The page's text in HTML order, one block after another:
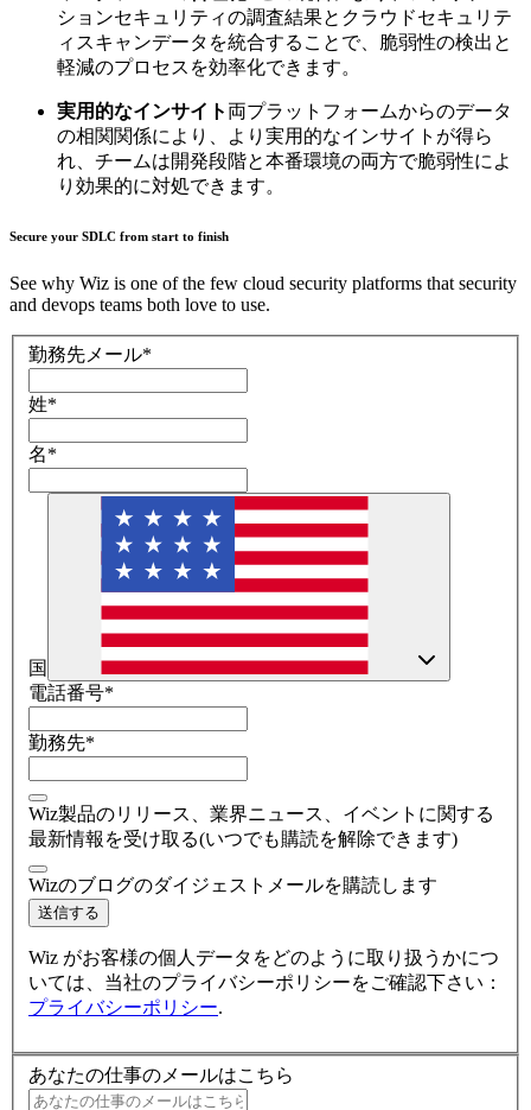
ションセキュリティの調査結果とクラウドセキュリテ
ィスキャンデータを統合することで、脆弱性の検出と
軽減のプロセスを効率化できます。
実用的なインサイト 両プラットフォームからのデータ
の相関関係により、より実用的なインサイトが得ら
れ、チームは開発段階と本番環境の両方で脆弱性によ
り効果的に対処できます。
Secure your SDLC from start to finish
See why Wiz is one of the few cloud security platforms that security
and devops teams both love to use.
勤務先メール*
姓*
名*
国
電話番号*
勤務先*
Wiz製品のリリース、業界ニュース、イベントに関する
最新情報を受け取る(いつでも購読を解除できます)
Wizのブログのダイジェストメールを購読します​
送信する
Wiz がお客様の個人データをどのように取り扱うかにつ
いては、当社のプライバシーポリシーをご確認下さい：
プライバシーポリシー.
あなたの仕事のメールはこちら